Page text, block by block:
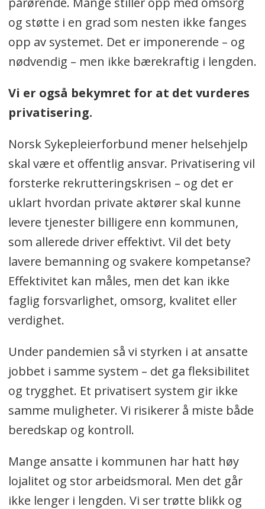
og støtte i en grad som nesten ikke fanges
opp av systemet. Det er imponerende – og
nødvendig – men ikke bærekraftig i lengden.
Vi er også bekymret for at det vurderes
privatisering.
Norsk Sykepleierforbund mener helsehjelp
skal være et offentlig ansvar. Privatisering vil
forsterke rekrutteringskrisen – og det er
uklart hvordan private aktører skal kunne
levere tjenester billigere enn kommunen,
som allerede driver effektivt. Vil det bety
lavere bemanning og svakere kompetanse?
Effektivitet kan måles, men det kan ikke
faglig forsvarlighet, omsorg, kvalitet eller
verdighet.
Under pandemien så vi styrken i at ansatte
jobbet i samme system – det ga fleksibilitet
og trygghet. Et privatisert system gir ikke
samme muligheter. Vi risikerer å miste både
beredskap og kontroll.
Mange ansatte i kommunen har hatt høy
lojalitet og stor arbeidsmoral. Men det går
ikke lenger i lengden. Vi ser trøtte blikk og